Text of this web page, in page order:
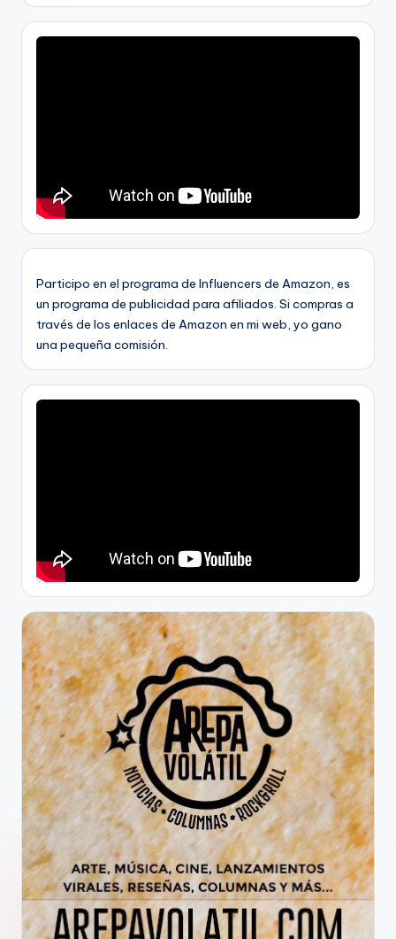
Participo en el programa de Influencers de Amazon, es
un programa de publicidad para afiliados. Si compras a
través de los enlaces de Amazon en mi web, yo gano
una pequeña comisión.